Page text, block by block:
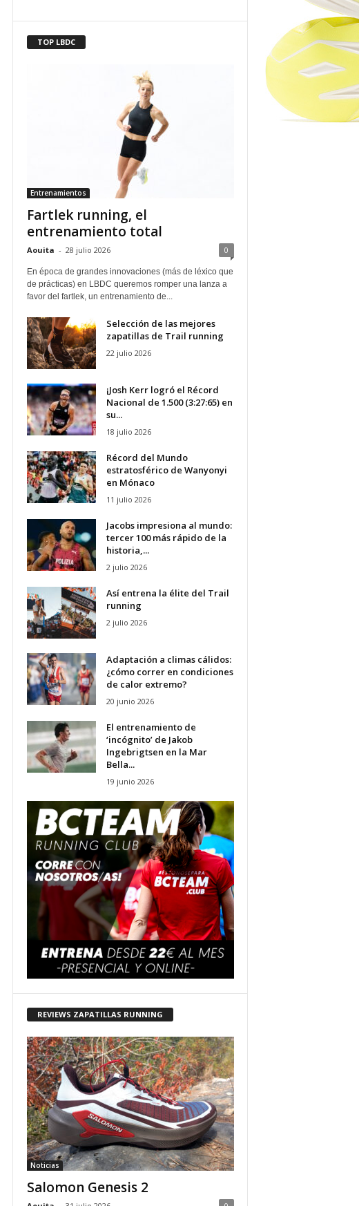
TOP LBDC
Entrenamientos
Fartlek running, el
entrenamiento total
Aouita - 28 julio 2026 0
En época de grandes innovaciones (más de léxico que
de prácticas) en LBDC queremos romper una lanza a
favor del fartlek, un entrenamiento de...
Selección de las mejores
zapatillas de Trail running
22 julio 2026
¡Josh Kerr logró el Récord
Nacional de 1.500 (3:27:65) en
su...
18 julio 2026
Récord del Mundo
estratosférico de Wanyonyi
en Mónaco
11 julio 2026
Jacobs impresiona al mundo:
tercer 100 más rápido de la
historia,...
2 julio 2026
Así entrena la élite del Trail
running
2 julio 2026
Adaptación a climas cálidos:
¿cómo correr en condiciones
de calor extremo?
20 junio 2026
El entrenamiento de
‘incógnito’ de Jakob
Ingebrigtsen en la Mar
Bella...
19 junio 2026
REVIEWS ZAPATILLAS RUNNING
Noticias
Salomon Genesis 2